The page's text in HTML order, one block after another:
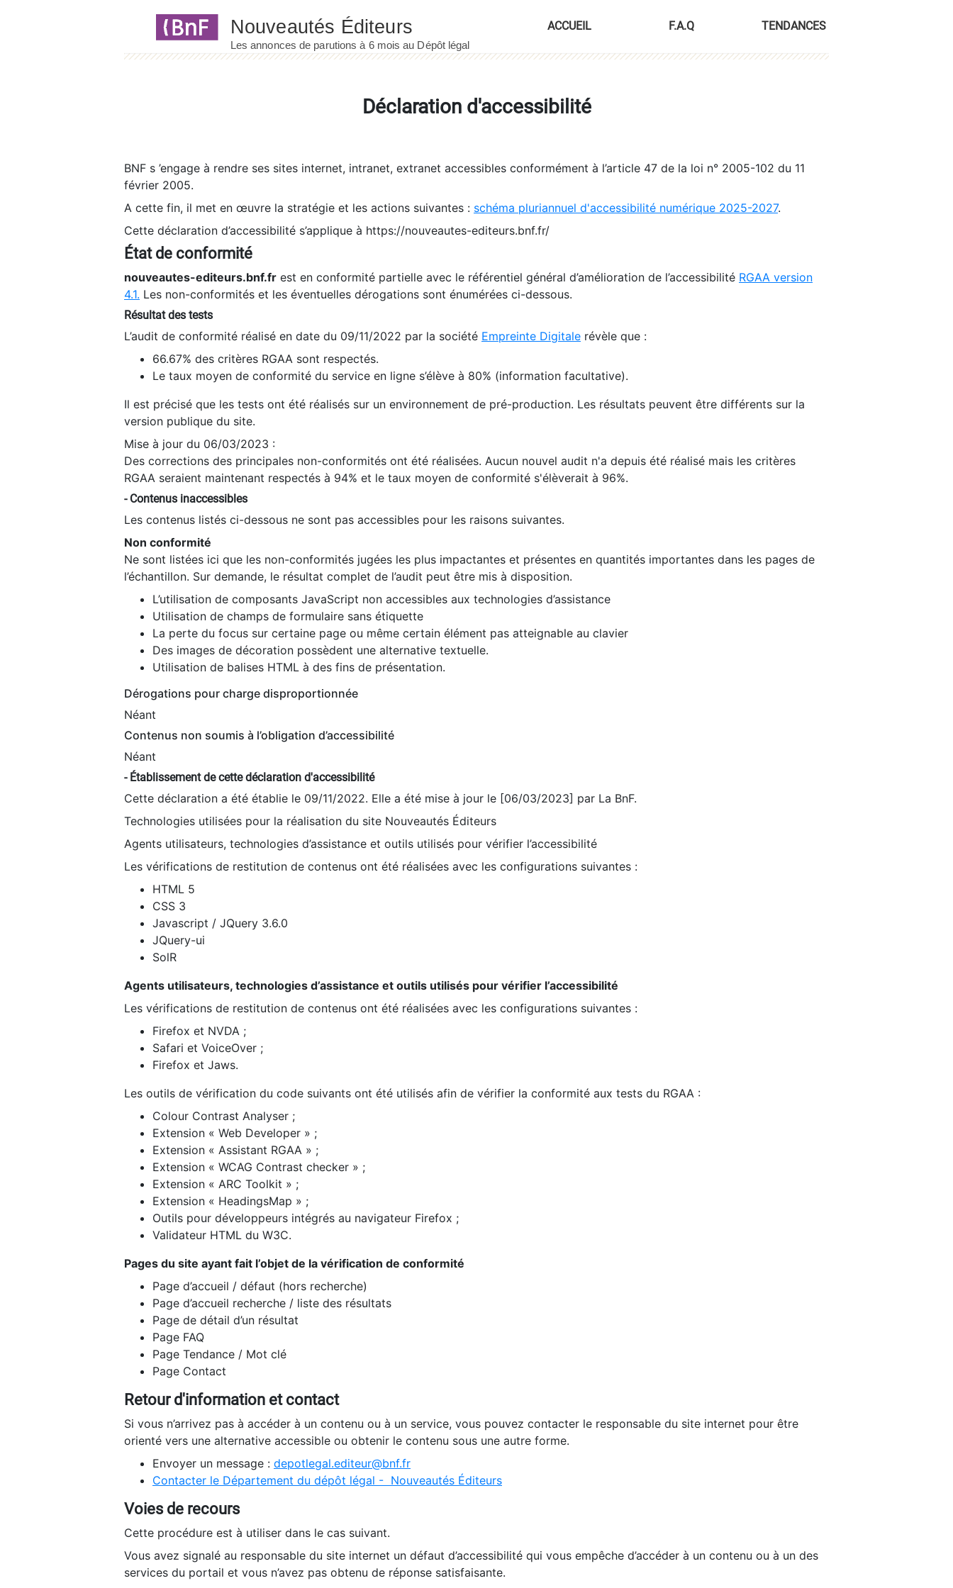
ACCUEIL F.A.Q TENDANCES
Déclaration d'accessibilité
BNF s ’engage à rendre ses sites internet, intranet, extranet accessibles conformément à l’article 47 de la loi n° 2005-102 du 11
février 2005.
A cette fin, il met en œuvre la stratégie et les actions suivantes : schéma pluriannuel d'accessibilité numérique 2025-2027.
Cette déclaration d’accessibilité s’applique à https://nouveautes-editeurs.bnf.fr/
État de conformité
nouveautes-editeurs.bnf.fr est en conformité partielle avec le référentiel général d’amélioration de l’accessibilité RGAA version
4.1. Les non-conformités et les éventuelles dérogations sont énumérées ci-dessous.
Résultat des tests
L’audit de conformité réalisé en date du 09/11/2022 par la société Empreinte Digitale révèle que :
66.67% des critères RGAA sont respectés.
Le taux moyen de conformité du service en ligne s’élève à 80% (information facultative).
Il est précisé que les tests ont été réalisés sur un environnement de pré-production. Les résultats peuvent être différents sur la
version publique du site.
Mise à jour du 06/03/2023 :
Des corrections des principales non-conformités ont été réalisées. Aucun nouvel audit n'a depuis été réalisé mais les critères
RGAA seraient maintenant respectés à 94% et le taux moyen de conformité s'élèverait à 96%.
- Contenus inaccessibles
Les contenus listés ci-dessous ne sont pas accessibles pour les raisons suivantes.
Non conformité
Ne sont listées ici que les non-conformités jugées les plus impactantes et présentes en quantités importantes dans les pages de
l’échantillon. Sur demande, le résultat complet de l’audit peut être mis à disposition.
L’utilisation de composants JavaScript non accessibles aux technologies d’assistance
Utilisation de champs de formulaire sans étiquette
La perte du focus sur certaine page ou même certain élément pas atteignable au clavier
Des images de décoration possèdent une alternative textuelle.
Utilisation de balises HTML à des fins de présentation.
Dérogations pour charge disproportionnée
Néant
Contenus non soumis à l’obligation d’accessibilité
Néant
- Établissement de cette déclaration d'accessibilité
Cette déclaration a été établie le 09/11/2022. Elle a été mise à jour le [06/03/2023] par La BnF.
Technologies utilisées pour la réalisation du site Nouveautés Éditeurs
Agents utilisateurs, technologies d’assistance et outils utilisés pour vérifier l’accessibilité
Les vérifications de restitution de contenus ont été réalisées avec les configurations suivantes :
HTML 5
CSS 3
Javascript / JQuery 3.6.0
JQuery-ui
SolR
Agents utilisateurs, technologies d’assistance et outils utilisés pour vérifier l’accessibilité
Les vérifications de restitution de contenus ont été réalisées avec les configurations suivantes :
Firefox et NVDA ;
Safari et VoiceOver ;
Firefox et Jaws.
Les outils de vérification du code suivants ont été utilisés afin de vérifier la conformité aux tests du RGAA :
Colour Contrast Analyser ;
Extension « Web Developer » ;
Extension « Assistant RGAA » ;
Extension « WCAG Contrast checker » ;
Extension « ARC Toolkit » ;
Extension « HeadingsMap » ;
Outils pour développeurs intégrés au navigateur Firefox ;
Validateur HTML du W3C.
Pages du site ayant fait l’objet de la vérification de conformité
Page d’accueil / défaut (hors recherche)
Page d’accueil recherche / liste des résultats
Page de détail d’un résultat
Page FAQ
Page Tendance / Mot clé
Page Contact
Retour d'information et contact
Si vous n’arrivez pas à accéder à un contenu ou à un service, vous pouvez contacter le responsable du site internet pour être
orienté vers une alternative accessible ou obtenir le contenu sous une autre forme.
Envoyer un message : depotlegal.editeur@bnf.fr
Contacter le Département du dépôt légal - Nouveautés Éditeurs
Voies de recours
Cette procédure est à utiliser dans le cas suivant.
Vous avez signalé au responsable du site internet un défaut d’accessibilité qui vous empêche d’accéder à un contenu ou à un des
services du portail et vous n’avez pas obtenu de réponse satisfaisante.